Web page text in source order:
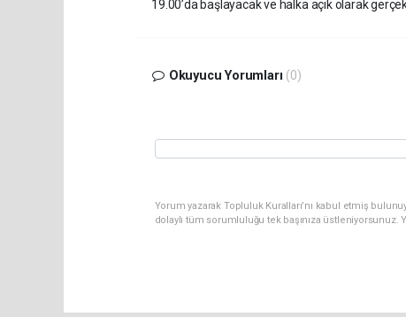
19.00’da başlayacak ve halka açık olarak
Okuyucu Yorumları (0)
Yorum yazarak Topluluk Kuralları’nı kabul etmiş
dolaylı tüm sorumluluğu tek başınıza